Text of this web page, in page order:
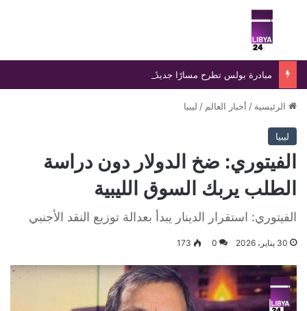
بحث عن
مبادرة بولس تطرح مسارًا جديدًا لإنهاء الانسداد السياسي في ليبيا
الرئيسية / أخبار العالم / ليبيا
ليبيا
الفيتوري: ضخ الدولار دون دراسة
الطلب يربك السوق الليبية
الفيتوري: استقرار الدينار يبدأ بعدالة توزيع النقد الأجنبي
30 يناير، 2026 0
173